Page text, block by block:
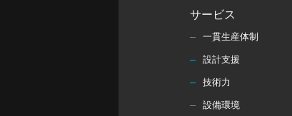
サービス
一貫生産体制
設計支援
技術力
設備環境